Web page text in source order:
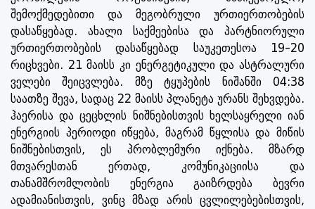
შემოქმედებითი და მეგობრული ურთიერთობების
დასაწყებად. ახალი საქმეებისა და პარტნიორული
ურთიერთობების დასაწყებად საუკეთესოა 19-20
რიცხვები. 21 მაისს კი ენერგეტიკული და ასტრალური
ველები შეიცვლება. მზე ტყუპების ნიშანში 04:38
საათზე შევა, სადაც 22 მაისს პლანეტა ურანს შეხვდება.
ჰაერისა და ცეცხლის ნიშნებისთვის ხელსაყრელი იან
ენერგიის პერიოდი იწყება, მაგრამ წყლისა და მიწის
ნიშნებისთვის, ეს პრობლემური იქნება. მზარდ
მთვარესთან ერთად, კომუნიკაციისა და
თანამშრომლობის ენერგია გაიზრდება ბევრი
ადამიანისთვის, ვინც მზად არის ცვლილებებისთვის,